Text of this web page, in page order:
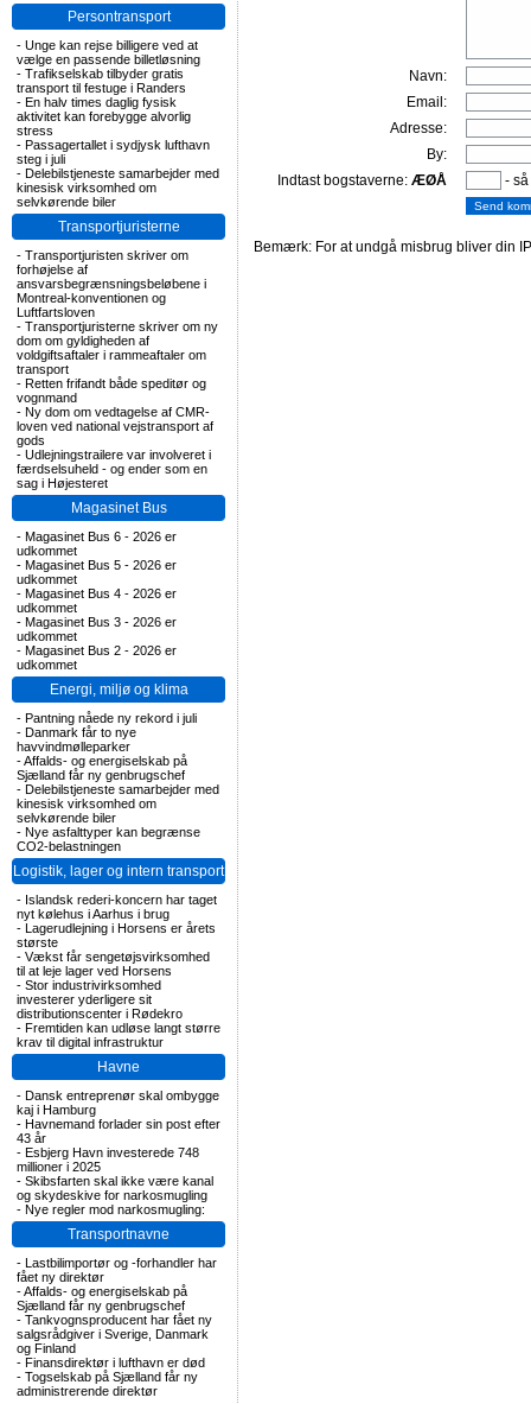
Persontransport
- Unge kan rejse billigere ved at
vælge en passende billetløsning
- Trafikselskab tilbyder gratis
transport til festuge i Randers
- En halv times daglig fysisk
aktivitet kan forebygge alvorlig
stress
- Passagertallet i sydjysk lufthavn
steg i juli
- Delebilstjeneste samarbejder med
kinesisk virksomhed om
selvkørende biler
Transportjuristerne
- Transportjuristen skriver om
forhøjelse af
ansvarsbegrænsningsbeløbene i
Montreal-konventionen og
Luftfartsloven
- Transportjuristerne skriver om ny
dom om gyldigheden af
voldgiftsaftaler i rammeaftaler om
transport
- Retten frifandt både speditør og
vognmand
- Ny dom om vedtagelse af CMR-
loven ved national vejstransport af
gods
- Udlejningstrailere var involveret i
færdselsuheld - og ender som en
sag i Højesteret
Magasinet Bus
- Magasinet Bus 6 - 2026 er
udkommet
- Magasinet Bus 5 - 2026 er
udkommet
- Magasinet Bus 4 - 2026 er
udkommet
- Magasinet Bus 3 - 2026 er
udkommet
- Magasinet Bus 2 - 2026 er
udkommet
Energi, miljø og klima
- Pantning nåede ny rekord i juli
- Danmark får to nye
havvindmølleparker
-Affalds- og energiselskab på
Sjælland får ny genbrugschef
- Delebilstjeneste samarbejder med
kinesisk virksomhed om
selvkørende biler
- Nye asfalttyper kan begrænse
CO2-belastningen
Logistik, lager og intern transport
- Islandsk rederi-koncern har taget
nyt kølehus i Aarhus i brug
- Lagerudlejning i Horsens er årets
største
- Vækst får sengetøjsvirksomhed
til at leje lager ved Horsens
- Stor industrivirksomhed
investerer yderligere sit
distributionscenter i Rødekro
- Fremtiden kan udløse langt større
krav til digital infrastruktur
Havne
- Dansk entreprenør skal ombygge
kaj i Hamburg
- Havnemand forlader sin post efter
43 år
- Esbjerg Havn investerede 748
millioner i 2025
- Skibsfarten skal ikke være kanal
og skydeskive for narkosmugling
- Nye regler mod narkosmugling:
Transportnavne
- Lastbilimportør og -forhandler har
fået ny direktør
-Affalds- og energiselskab på
Sjælland får ny genbrugschef
- Tankvognsproducent har fået ny
salgsrådgiver i Sverige, Danmark
og Finland
- Finansdirektør i lufthavn er død
- Togselskab på Sjælland får ny
administrerende direktør
Navn:
Email:
Adresse:
By:
Indtast bogstaverne: ÆØÅ -
Bemærk: For at undgå misbrug bliver din